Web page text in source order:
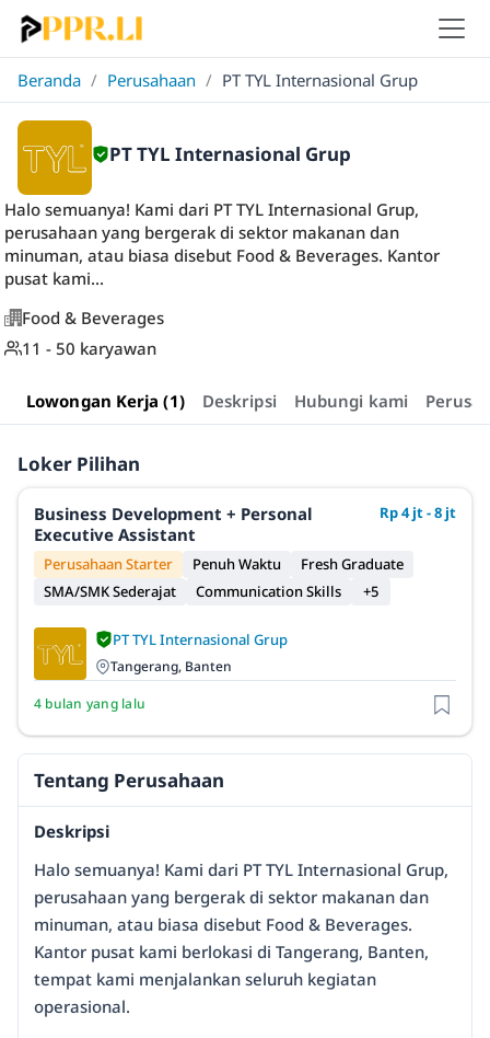
Beranda / Perusahaan / PT TYL Internasional Grup
PT TYL Internasional Grup
Halo semuanya! Kami dari PT TYL Internasional Grup,
perusahaan yang bergerak di sektor makanan dan
minuman, atau biasa disebut Food & Beverages. Kantor
pusat kami...
Food & Beverages
11 - 50 karyawan
Lowongan Kerja (1) Deskripsi Hubungi kami
Loker Pilihan
Business Development + Personal
Executive Assistant
Rp 4 jt - 8 jt
Perusahaan Starter Penuh Waktu
Fresh Graduate
SMA/SMK Sederajat
Communication Skills +5
PT TYL Internasional Grup
Tangerang, Banten
4 bulan yang lalu
Tentang Perusahaan
Deskripsi
Halo semuanya! Kami dari PT TYL Internasional Grup,
perusahaan yang bergerak di sektor makanan dan
minuman, atau biasa disebut Food & Beverages.
Kantor pusat kami berlokasi di Tangerang, Banten,
tempat kami menjalankan seluruh kegiatan
operasional.